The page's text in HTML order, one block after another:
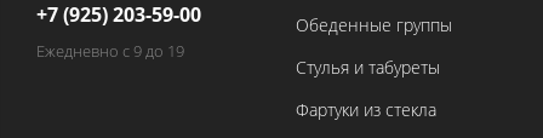
+7 (925) 203-59-00
Ежедневно с 9 до 19
Обеденные группы
Стулья и табуреты
Фартуки из стекла